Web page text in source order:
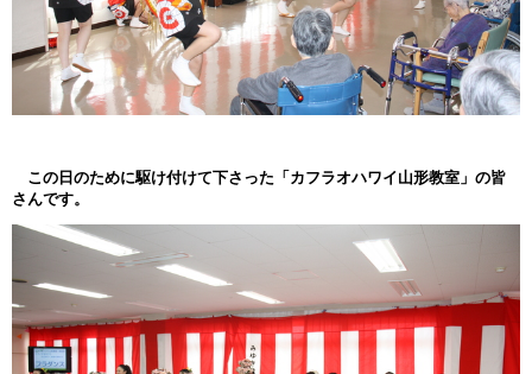
この日のために駆け付けて下さった「カフラオハワイ山形教室」の皆
さんです。